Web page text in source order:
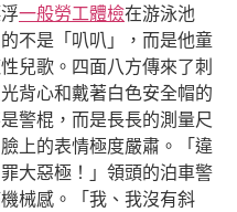
一般勞工體檢在游泳池
不是「叭叭」，而是他童
兒歌。四面八方傳來了刺
背心和戴著白色安全帽的
警棍，而是長長的測量尺
上的表情極度嚴肅。「違
大惡極！」領頭的泊車警
械感。「我、我沒有斜